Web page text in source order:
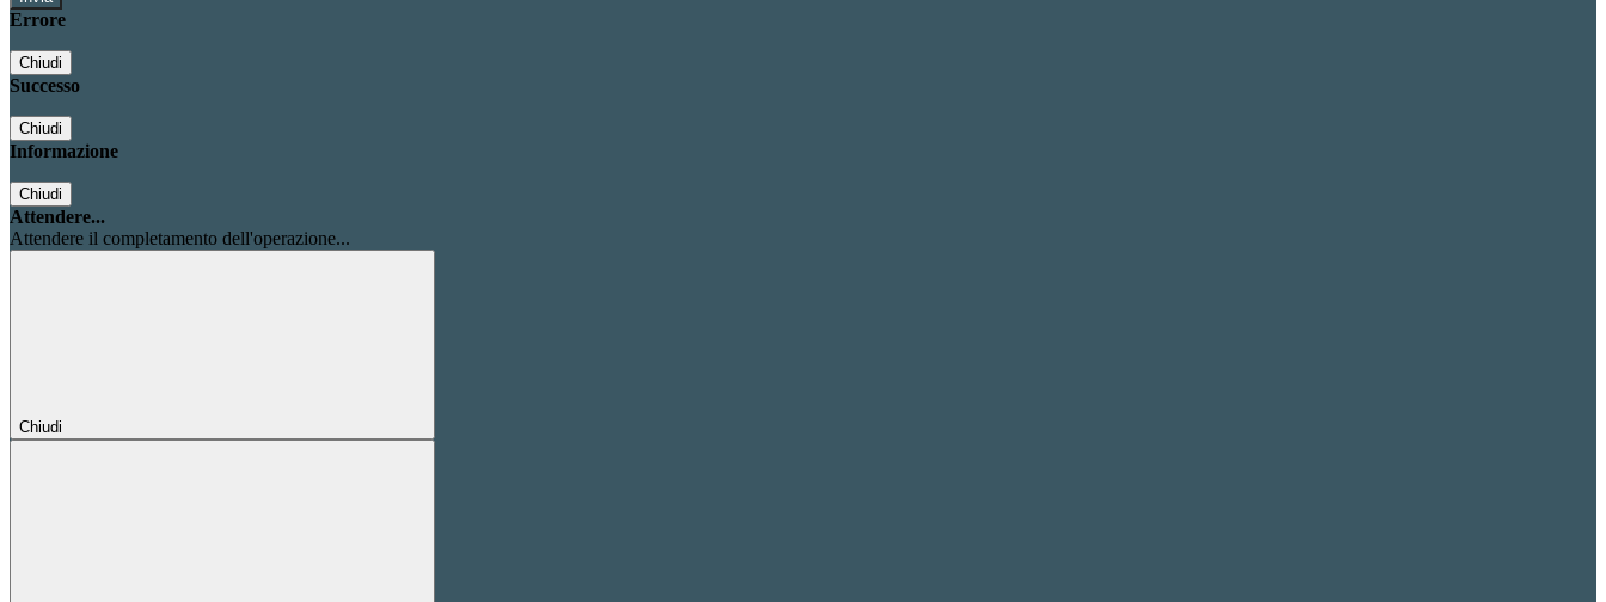
Errore
Chiudi
Successo
Chiudi
Informazione
Chiudi
Attendere...
Attendere il completamento dell'operazione...
Chiudi